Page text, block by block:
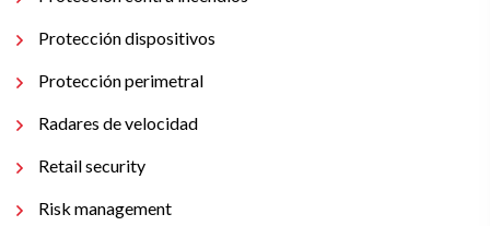
Protección dispositivos
Protección perimetral
Radares de velocidad
Retail security
Risk management